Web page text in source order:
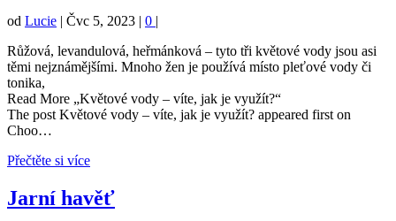
od Lucie | Čvc 5, 2023 | 0 |
Růžová, levandulová, heřmánková – tyto tři květové vody jsou asi
těmi nejznámějšími. Mnoho žen je používá místo pleťové vody či
tonika,
Read More „Květové vody – víte, jak je využít?“
The post Květové vody – víte, jak je využít? appeared first on
Choo…
Přečtěte si více
Jarní havěť